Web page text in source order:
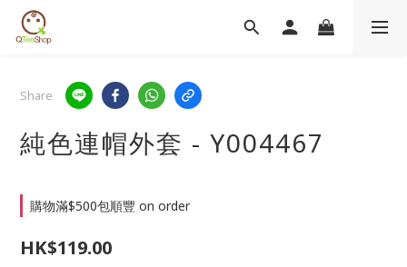
Share
純色連帽外套 - Y004467
購物滿$500包順豐 on order
HK$119.00